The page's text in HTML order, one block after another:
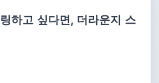
하고 싶다면, 더라운지 스